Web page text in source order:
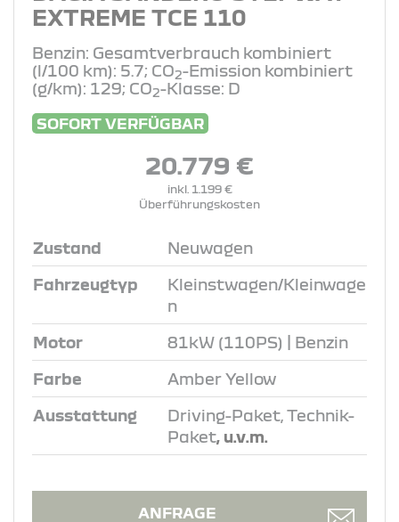
EXTREME TCE 110
Benzin: Gesamtverbrauch kombiniert
(l/100 km): 5.7; CO2-Emission kombiniert
(g/km): 129; CO2-Klasse: D
SOFORT VERFÜGBAR
20.779 €
inkl. 1.199 €
Überführungskosten
Zustand Neuwagen
Fahrzeugtyp
Kleinstwagen/Kleinwage
n
Motor 81kW (110PS) | Benzin
Farbe Amber Yellow
Ausstattung
Driving-Paket, Technik-
Paket, u.v.m.
ANFRAGE